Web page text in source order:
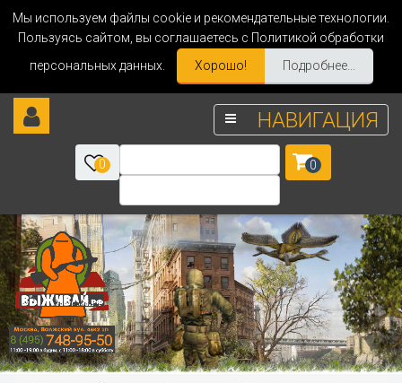
Мы используем файлы cookie и рекомендательные технологии.
Пользуясь сайтом, вы соглашаетесь с Политикой обработки
персональных данных.
Хорошо! Подробнее...
НАВИГАЦИЯ
0 0